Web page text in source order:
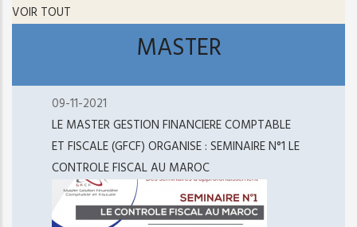
VOIR TOUT
MASTER
09-11-2021
LE MASTER GESTION FINANCIERE COMPTABLE
ET FISCALE (GFCF) ORGANISE : SEMINAIRE N°1 LE
CONTROLE FISCAL AU MAROC